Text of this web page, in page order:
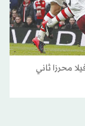
محرزا ثاني